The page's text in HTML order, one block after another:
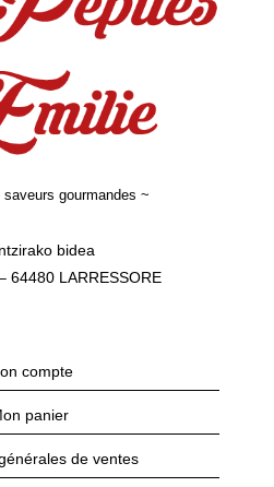
gourmandes ~
bidea
64480 LARRESSORE
compte
panier
de ventes